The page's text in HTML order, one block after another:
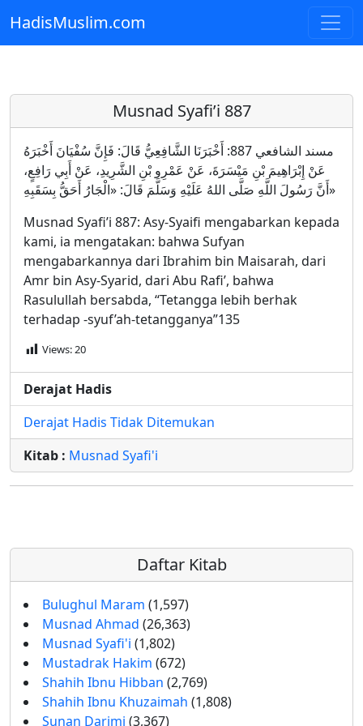
Skip to main content
HadisMuslim.com
Musnad Syafi’i 887
مسند الشافعي 887: أَخْبَرَنَا الشَّافِعِيُّ قَالَ: فَإِنَّ سُفْيَانَ أَخْبَرَهُ
عَنْ إِبْرَاهِيمَ بْنِ مَيْسَرَةَ، عَنْ عَمْرِو بْنِ الشَّرِيدِ، عَنْ أَبِي رَافِعٍ،
أَنَّ رَسُولَ اللَّهِ صَلَّى اللهُ عَلَيْهِ وَسَلَّمَ قَالَ: «الْجَارُ أَحَقُّ بِسَقَبِهِ»
Musnad Syafi’i 887: Asy-Syaifi mengabarkan kepada
kami, ia mengatakan: bahwa Sufyan
mengabarkannya dari Ibrahim bin Maisarah, dari
Amr bin Asy-Syarid, dari Abu Rafi’, bahwa
Rasulullah bersabda, “Tetangga lebih berhak
terhadap -syuf’ah-tetangganya”135
Views:20
Derajat Hadis
Derajat Hadis Tidak Ditemukan
Kitab : Musnad Syafi'i
Daftar Kitab
Bulughul Maram (1,597)
Musnad Ahmad (26,363)
Musnad Syafi'i (1,802)
Mustadrak Hakim (672)
Shahih Ibnu Hibban (2,769)
Shahih Ibnu Khuzaimah (1,808)
Sunan Darimi (3,367)